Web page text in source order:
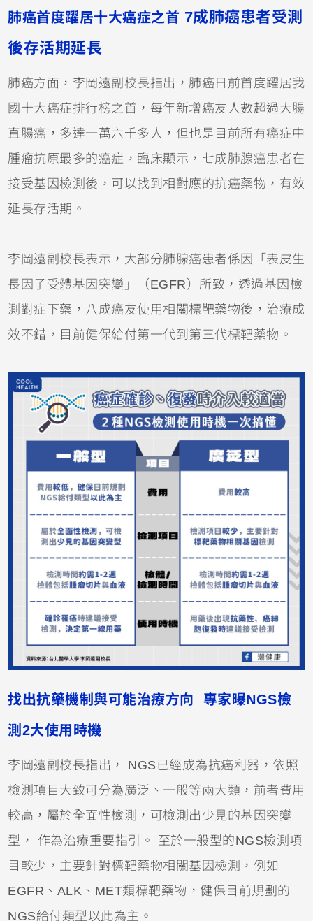
肺癌首度躍居十大癌症之首 7成肺癌患者受測
後存活期延長
肺癌方面， 李岡遠副校長指出，肺癌日前首度躍居我
國十大癌症排行榜之首，每年新增癌友人數超過大腸
直腸癌，多達一萬六千多人，但也是目前所有癌症中
腫瘤抗原最多的癌症，臨床顯示，七成肺腺癌患者在
接受基因檢測後，可以找到相對應的抗癌藥物，有效
延長存活期。
李岡遠副校長表示，大部分肺腺癌患者係因「表皮生
長因子受體基因突變」（EGFR）所致，透過基因檢
測對症下藥，八成癌友使用相關標靶藥物後，治療成
效不錯，目前健保給付第一代到第三代標靶藥物。
找出抗藥機制與可能治療方向 專家曝NGS檢
測2大使用時機
李岡遠副校長指出， NGS已經成為抗癌利器，依照
檢測項目大致可分為廣泛、一般等兩大類，前者費用
較高，屬於全面性檢測，可檢測出少見的基因突變
型， 作為治療重要指引。 至於一般型的NGS檢測項
目較少，主要針對標靶藥物相關基因檢測，例如
EGFR、ALK、MET類標靶藥物，健保目前規劃的
NGS給付類型以此為主。